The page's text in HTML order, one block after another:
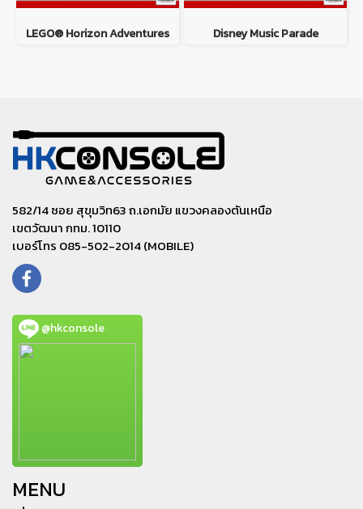
LEGO® Horizon Adventures Disney Music Parade
582/14 ซอย สุขุมวิท63 ถ.เอกมัย แขวงคลองตันเหนือ
เขตวัฒนา กทม. 10110
เบอร์โทร 085-502-2014 (MOBILE)
@hkconsole
MENU